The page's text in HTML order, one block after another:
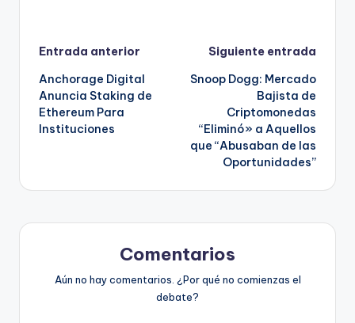
Navegación
de
entradas
Entrada anterior
Anchorage Digital
Anuncia Staking de
Ethereum Para
Instituciones
Siguiente entrada
Snoop Dogg: Mercado
Bajista de
Criptomonedas
“Eliminó» a Aquellos
que “Abusaban de las
Oportunidades”
Comentarios
Aún no hay comentarios. ¿Por qué no comienzas el
debate?